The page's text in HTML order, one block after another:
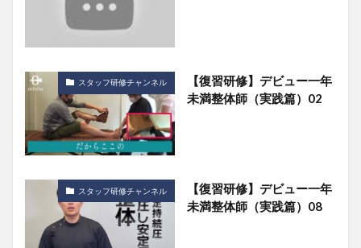
スタッフ研修チャンネル
【復習研修】デビュー一年
未満整体師（実践篇）02
スタッフ研修チャンネル
【復習研修】デビュー一年
未満整体師（実践篇）08